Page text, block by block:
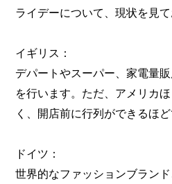
ライデーについて、現状を見て
イギリス：
デパートやスーパー、家電量
を行います。ただ、アメリカ
く、開店前に行列ができるほ
ドイツ：
世界的なファッションブラン